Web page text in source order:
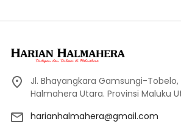
Jl. Bhayangkara Gamsungi-
Halmahera Utara. Provinsi Maluku
harianhalmahera@gmail.com